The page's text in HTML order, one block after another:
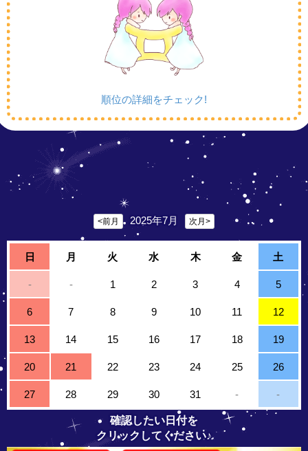
順位の詳細をチェック!
<前月 2025年7月 次月>
日 月 火 水 木 金 土
- - 1 2 3 4 5
6 7 8 9 10 11 12
13 14 15 16 17 18 19
20 21 22 23 24 25 26
27 28 29 30 31 - -
確認したい日付を
クリックしてください♪